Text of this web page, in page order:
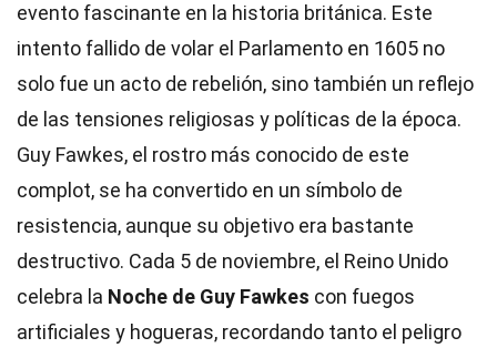
evento fascinante en la historia británica. Este
intento fallido de volar el Parlamento en 1605 no
solo fue un acto de rebelión, sino también un reflejo
de las tensiones religiosas y políticas de la época.
Guy Fawkes, el rostro más conocido de este
complot, se ha convertido en un símbolo de
resistencia, aunque su objetivo era bastante
destructivo. Cada 5 de noviembre, el Reino Unido
celebra la Noche de Guy Fawkes con fuegos
artificiales y hogueras, recordando tanto el peligro